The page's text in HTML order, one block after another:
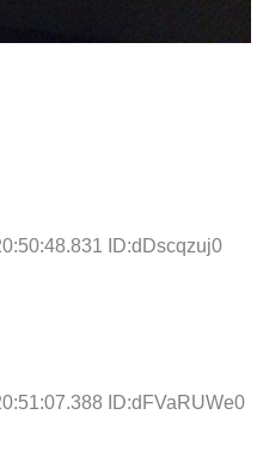
ID:dDscqzuj0
ID:dFVaRUWe0